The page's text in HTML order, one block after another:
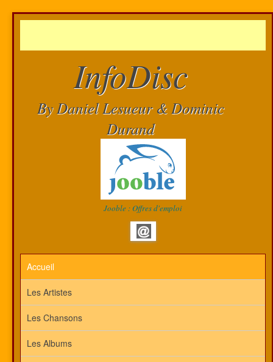
InfoDisc
By Daniel Lesueur & Dominic
Durand
Jooble : Offres d'emploi
Accueil
Les Artistes
Les Chansons
Les Albums